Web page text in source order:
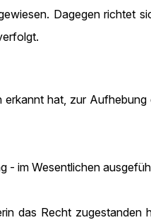
Dagegen richtet
hat, zur
- im Wesentlichen
das Recht zugestanden